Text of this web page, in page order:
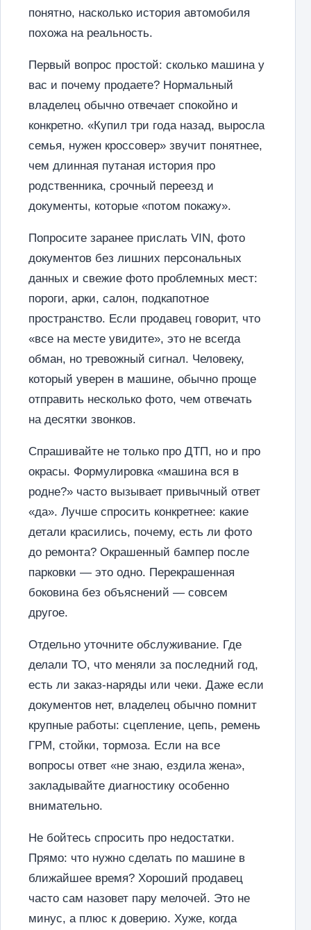
понятно, насколько история автомобиля
похожа на реальность.
Первый вопрос простой: сколько машина у
вас и почему продаете? Нормальный
владелец обычно отвечает спокойно и
конкретно. «Купил три года назад, выросла
семья, нужен кроссовер» звучит понятнее,
чем длинная путаная история про
родственника, срочный переезд и
документы, которые «потом покажу».
Попросите заранее прислать VIN, фото
документов без лишних персональных
данных и свежие фото проблемных мест:
пороги, арки, салон, подкапотное
пространство. Если продавец говорит, что
«все на месте увидите», это не всегда
обман, но тревожный сигнал. Человеку,
который уверен в машине, обычно проще
отправить несколько фото, чем отвечать
на десятки звонков.
Спрашивайте не только про ДТП, но и про
окрасы. Формулировка «машина вся в
родне?» часто вызывает привычный ответ
«да». Лучше спросить конкретнее: какие
детали красились, почему, есть ли фото
до ремонта? Окрашенный бампер после
парковки — это одно. Перекрашенная
боковина без объяснений — совсем
другое.
Отдельно уточните обслуживание. Где
делали ТО, что меняли за последний год,
есть ли заказ-наряды или чеки. Даже если
документов нет, владелец обычно помнит
крупные работы: сцепление, цепь, ремень
ГРМ, стойки, тормоза. Если на все
вопросы ответ «не знаю, ездила жена»,
закладывайте диагностику особенно
внимательно.
Не бойтесь спросить про недостатки.
Прямо: что нужно сделать по машине в
ближайшее время? Хороший продавец
часто сам назовет пару мелочей. Это не
минус, а плюс к доверию. Хуже, когда